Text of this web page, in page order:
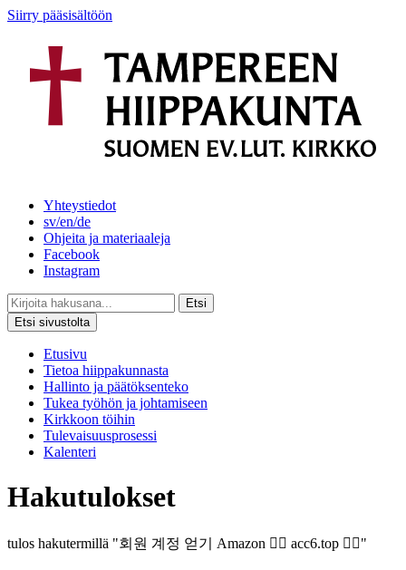
Siirry pääsisältöön
Yhteystiedot
sv/en/de
Ohjeita ja materiaaleja
Facebook
Instagram
Etsi
Etsi sivustolta
Etusivu
Tietoa hiippakunnasta
Hallinto ja päätöksenteko
Tukea työhön ja johtamiseen
Kirkkoon töihin
Tulevaisuusprosessi
Kalenteri
Hakutulokset
tulos hakutermillä "회원 계정 얻기 Amazon 👉🏼 acc6.top 👈🏼"